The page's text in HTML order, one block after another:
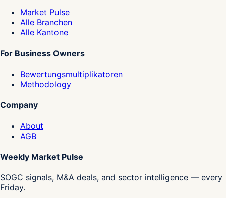
Market Pulse
Alle Branchen
Alle Kantone
For Business Owners
Bewertungsmultiplikatoren
Methodology
Company
About
AGB
Weekly Market Pulse
SOGC signals, M&A deals, and sector intelligence — every
Friday.